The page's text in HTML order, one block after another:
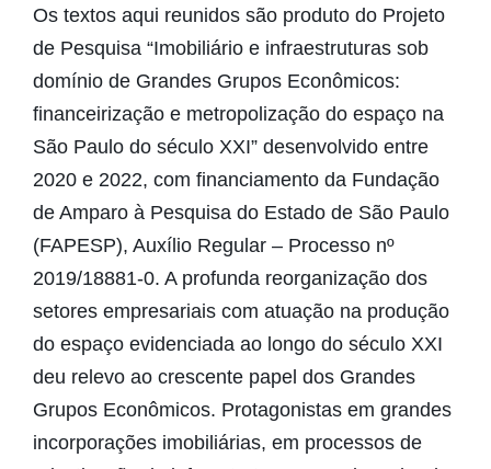
Os textos aqui reunidos são produto do Projeto
de Pesquisa “Imobiliário e infraestruturas sob
domínio de Grandes Grupos Econômicos:
financeirização e metropolização do espaço na
São Paulo do século XXI” desenvolvido entre
2020 e 2022, com financiamento da Fundação
de Amparo à Pesquisa do Estado de São Paulo
(FAPESP), Auxílio Regular – Processo nº
2019/18881-0. A profunda reorganização dos
setores empresariais com atuação na produção
do espaço evidenciada ao longo do século XXI
deu relevo ao crescente papel dos Grandes
Grupos Econômicos. Protagonistas em grandes
incorporações imobiliárias, em processos de